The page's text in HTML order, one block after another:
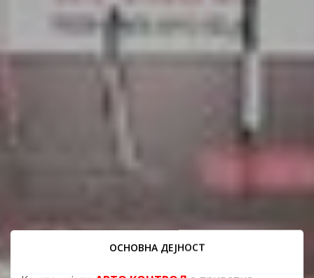
ОСНОВНА ДЕЈНОСТ